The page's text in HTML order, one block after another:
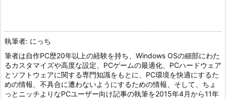
執筆者: にっち
筆者は自作PC歴20年以上の経験を持ち、Windows OSの細部にわた
るカスタマイズや高度な設定、PCゲームの最適化、PCハードウェア
とソフトウェアに関する専門知識をもとに、PC環境を快適にするた
めの情報、不具合に遭わないようにするための情報、そして、ちょ
っとニッチよりなPCユーザー向け記事の執筆を2015年4月から11年